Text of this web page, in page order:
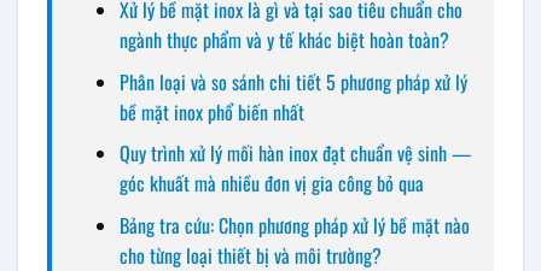
Xử lý bề mặt inox là gì và tại sao tiêu chuẩn cho
ngành thực phẩm và y tế khác biệt hoàn toàn?
Phân loại và so sánh chi tiết 5 phương pháp xử lý
bề mặt inox phổ biến nhất
Quy trình xử lý mối hàn inox đạt chuẩn vệ sinh —
góc khuất mà nhiều đơn vị gia công bỏ qua
Bảng tra cứu: Chọn phương pháp xử lý bề mặt nào
cho từng loại thiết bị và môi trường?